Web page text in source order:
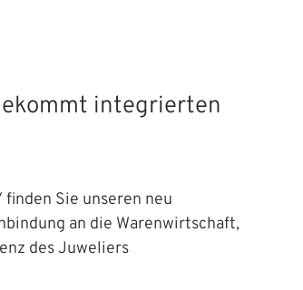
integrierten
Sie unseren neu
an die Warenwirtschaft,
des Juweliers